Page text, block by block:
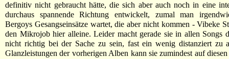
definitiv nicht gebraucht hätte, die sich aber auch noch in eine
durchaus spannende Richtung entwickelt, zumal man
Bergoys Gesangseinsätze wartet, die aber nicht kommen - Vibeke
den Mikrojob hier alleine. Leider macht gerade sie in allen Songs
nicht richtig bei der Sache zu sein, fast ein wenig distanziert zu
Glanzleistungen der vorherigen Alben kann sie zumindest auf